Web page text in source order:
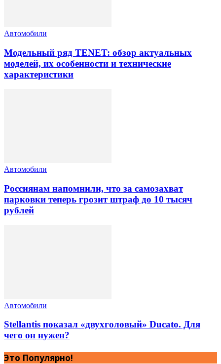
Автомобили
Модельный ряд TENET: обзор актуальных
моделей, их особенности и технические
характеристики
Автомобили
Россиянам напомнили, что за самозахват
парковки теперь грозит штраф до 10 тысяч
рублей
Автомобили
Stellantis показал «двухголовый» Ducato. Для
чего он нужен?
Это Популярно!